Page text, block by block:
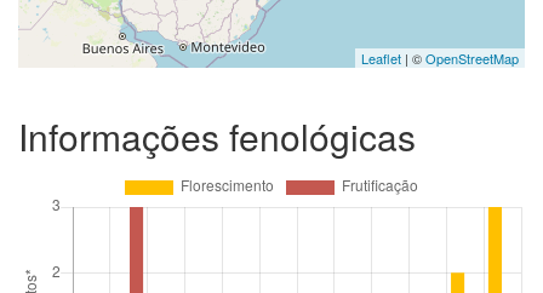
Leaflet | ©OpenStreetMap
Informações fenológicas